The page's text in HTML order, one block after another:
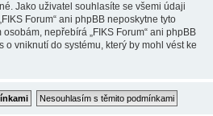
Jako uživatel souhlasíte se všemi údaji
Forum“ ani phpBB neposkytne tyto
nepřebírá „FIKS Forum“ ani phpBB
vniknutí do systému, který by mohl vést ke